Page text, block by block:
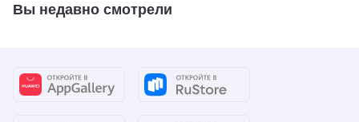
Вы недавно смотрели